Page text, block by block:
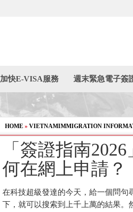
加快E-VISA服務 週末緊急電子簽
HOME » VIETNAMIMMIGRATION
「簽證指南
何在網上申請？
在科技超級發達的今天，給一個問句
下，就可以搜索到上千上萬的結果。